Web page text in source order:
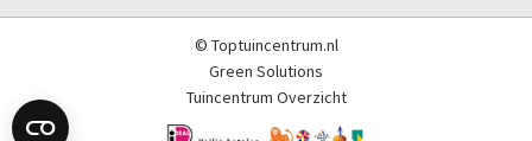
© Toptuincentrum.nl
Green Solutions
Tuincentrum Overzicht